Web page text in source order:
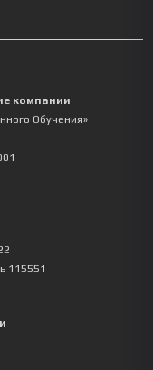
компании
Обучения»
115551